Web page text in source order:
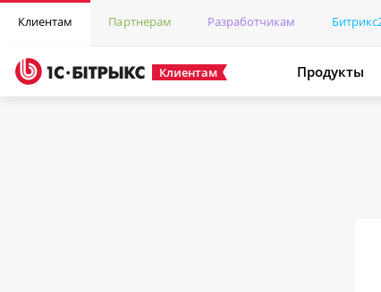
Клиентам Партнерам Разработчикам
Клиентам Продукты